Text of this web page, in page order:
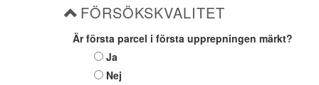
FÖRSÖKSKVALITET
Är första parcel i första upprepningen märkt?
Ja
Nej